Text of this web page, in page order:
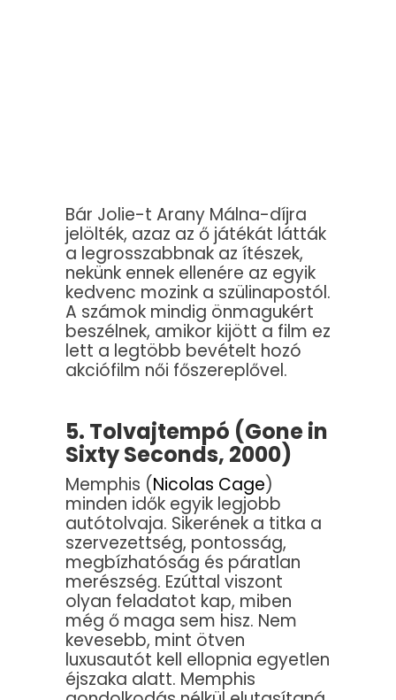
Bár Jolie-t Arany Málna-díjra
jelölték, azaz az ő játékát látták
a legrosszabbnak az ítészek,
nekünk ennek ellenére az egyik
kedvenc mozink a szülinapostól.
A számok mindig önmagukért
beszélnek, amikor kijött a film ez
lett a legtöbb bevételt hozó
akciófilm női főszereplővel.
5. Tolvajtempó (Gone in
Sixty Seconds, 2000)
Memphis (Nicolas Cage)
minden idők egyik legjobb
autótolvaja. Sikerének a titka a
szervezettség, pontosság,
megbízhatóság és páratlan
merészség. Ezúttal viszont
olyan feladatot kap, miben
még ő maga sem hisz. Nem
kevesebb, mint ötven
luxusautót kell ellopnia egyetlen
éjszaka alatt. Memphis